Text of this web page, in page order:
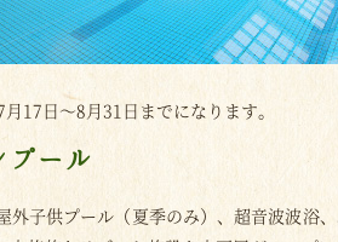
17日～8月31日までになります。
プール
外子供プール（夏季のみ）、超音波波浴